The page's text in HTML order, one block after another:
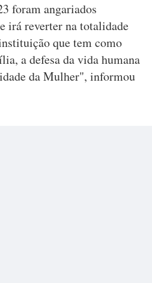
foram angariados
irá reverter na totalidade
que tem como
a defesa da vida humana
da Mulher", informou